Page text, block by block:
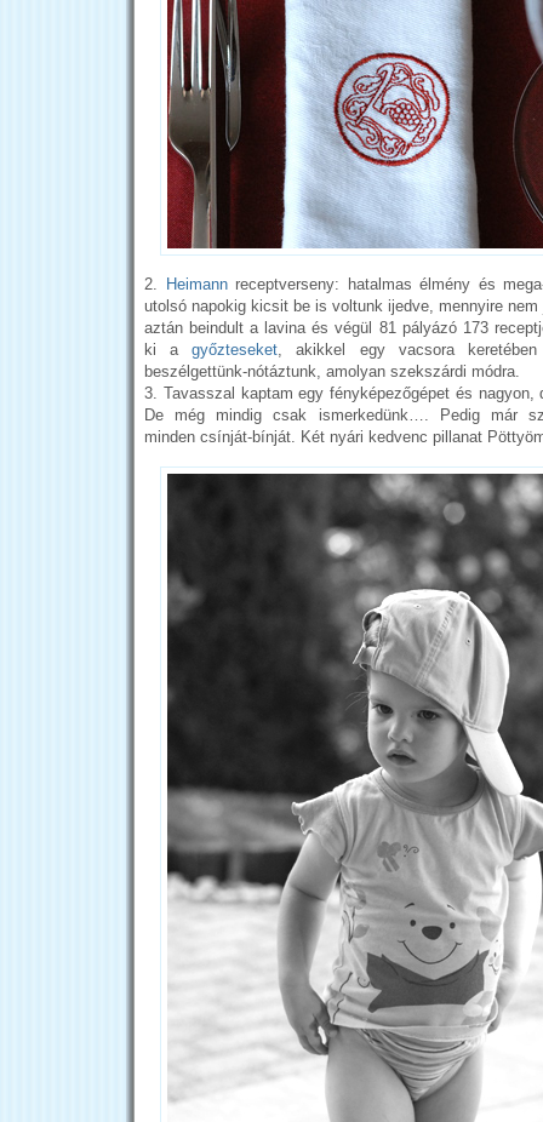
2. Heimannreceptverseny: hatalmas élmény és
utolsó napokig kicsit be is voltunk ijedve, mennyire
aztán beindult a lavina és végül 81 pályázó 173
ki agyőzteseket , akikkel egy vacsora
beszélgettünk-nótáztunk, amolyan szekszárdi módra.
3. Tavasszal kaptam egy fényképezőgépet és nagyon,
De még mindig csak ismerkedünk…. Pedig már
minden csínját-bínját. Két nyári kedvenc pillanat